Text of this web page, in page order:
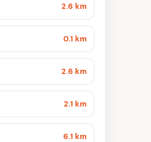
2.6 km
0.1 km
2.6 km
2.1 km
6.1 km